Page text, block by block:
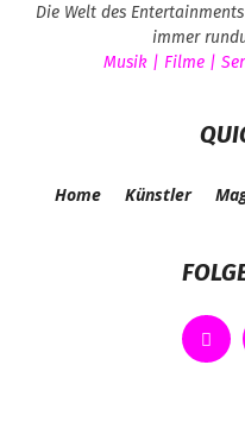
Die Welt des
immer
Musik | Filme |
Home Künstler